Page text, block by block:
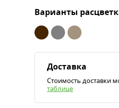
Варианты
Доставка
Стоимость доставки
таблице